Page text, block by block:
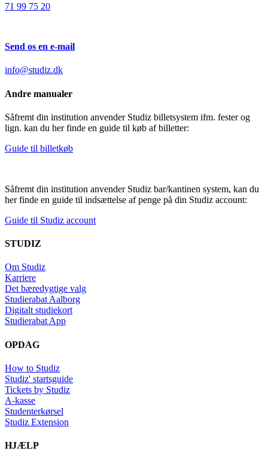
71 99 75 20
Send os en e-mail
info@studiz.dk
Andre manualer
Såfremt din institution anvender Studiz billetsystem ifm. fester og
lign. kan du her finde en guide til køb af billetter:
Guide til billetkøb
Såfremt din institution anvender Studiz bar/kantinen system, kan du
her finde en guide til indsættelse af penge på din Studiz account:
Guide til Studiz account
STUDIZ
Om Studiz
Karriere
Det bæredygtige valg
Studierabat Aalborg
Digitalt studiekort
Studierabat App
OPDAG
How to Studiz
Studiz' startsguide
Tickets by Studiz
A-kasse
Studenterkørsel
Studiz Extension
HJÆLP